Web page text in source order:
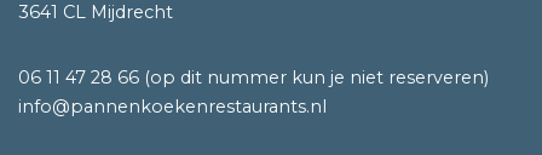
3641 CL Mijdrecht
06 11 47 28 66 (op dit nummer kun je niet reserveren)
info@pannenkoekenrestaurants.nl